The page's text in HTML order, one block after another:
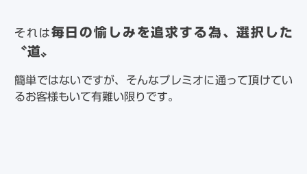
それは毎日の愉しみを追求する為、選択した
〝道〟
簡単ではないですが、そんなプレミオに通って頂けてい
るお客様もいて有難い限りです。